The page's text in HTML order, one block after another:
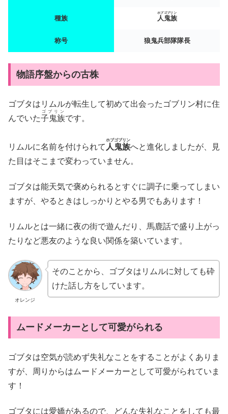
種族 人鬼族
ホブゴブリン
称号 狼鬼兵部隊隊長
物語序盤からの古株
ゴブタはリムルが転生して初めて出会ったゴブリン村に住
んでいた子鬼族
ゴブリン
です。
リムルに名前を付けられて 人鬼族
ホブゴブリン
へと進化しましたが、見
た目はそこまで変わっていません。
ゴブタは能天気で褒められるとすぐに調子に乗ってしまい
ますが、やるときはしっかりとやる男でもあります！
リムルとは一緒に夜の街で遊んだり、馬鹿話で盛り上がっ
たりなど悪友のような良い関係を築いています。
オレンジ
そのことから、ゴブタはリムルに対しても砕
けた話し方をしています。
ムードメーカーとして可愛がられる
ゴブタは空気が読めず失礼なことをすることがよくありま
すが、周りからはムードメーカーとして可愛がられていま
す！
ゴブタには愛嬌があるので、どんな失礼なことをしても最